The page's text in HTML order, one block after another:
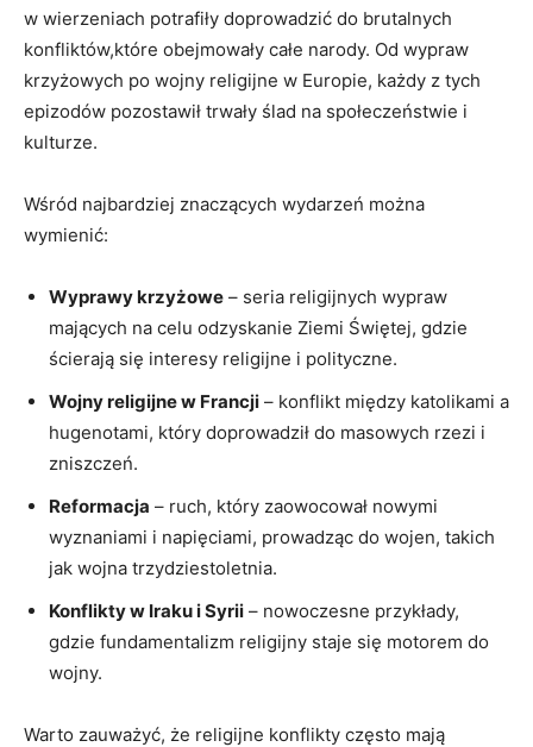
w wierzeniach potrafiły doprowadzić do brutalnych
konfliktów,które obejmowały całe narody. Od wypraw
krzyżowych po wojny religijne w Europie, każdy z tych
epizodów pozostawił trwały ślad na społeczeństwie i
kulturze.
Wśród najbardziej znaczących wydarzeń można
wymienić:
Wyprawy krzyżowe – seria religijnych wypraw
mających na celu odzyskanie Ziemi Świętej, gdzie
ścierają się interesy religijne i polityczne.
Wojny religijne w Francji – konflikt między katolikami a
hugenotami, który doprowadził do masowych rzezi i
zniszczeń.
Reformacja – ruch, który zaowocował nowymi
wyznaniami i napięciami, prowadząc do wojen, takich
jak wojna trzydziestoletnia.
Konflikty w Iraku i Syrii – nowoczesne przykłady,
gdzie fundamentalizm religijny staje się motorem do
wojny.
Warto zauważyć, że religijne konflikty często mają